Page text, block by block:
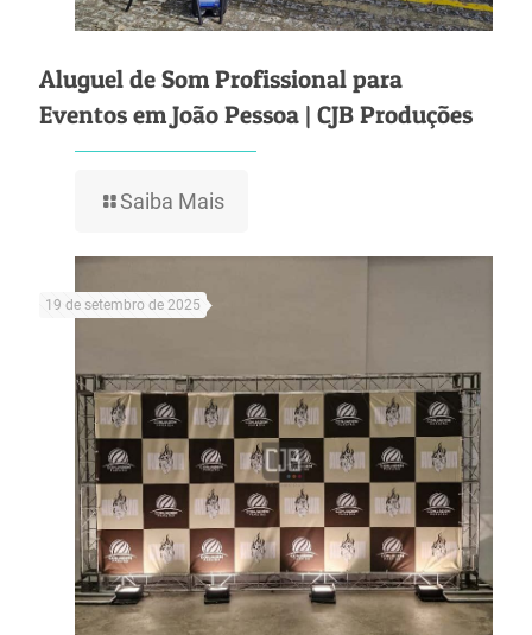
Aluguel de Som Profissional para
Eventos em João Pessoa | CJB Produções
Saiba Mais
19 de setembro de 2025